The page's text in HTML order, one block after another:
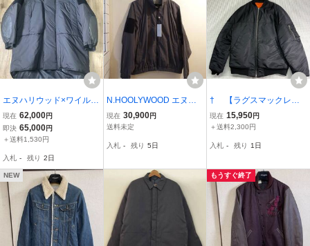
エヌハリウッド×ワイルド
シングス モンスターパ
ーカー
現在 62,000円
即決 65,000円
＋送料1,530円
入札 - 残り 2日
N.HOOLYWOOD エヌハ
リウッド ジャケット 25S
S 未使用 ダークグレー系
現在 30,900円
送料未定
入札 - 残り 5日
† 【ラグスマックレガ
ー Rags McGregger MA-1
ブルゾン 211137602 ブ
ョルダー 希少モデル】OK
現在 15,950円
＋送料2,300円
入札 - 残り 1日
NEW もうすぐ終了